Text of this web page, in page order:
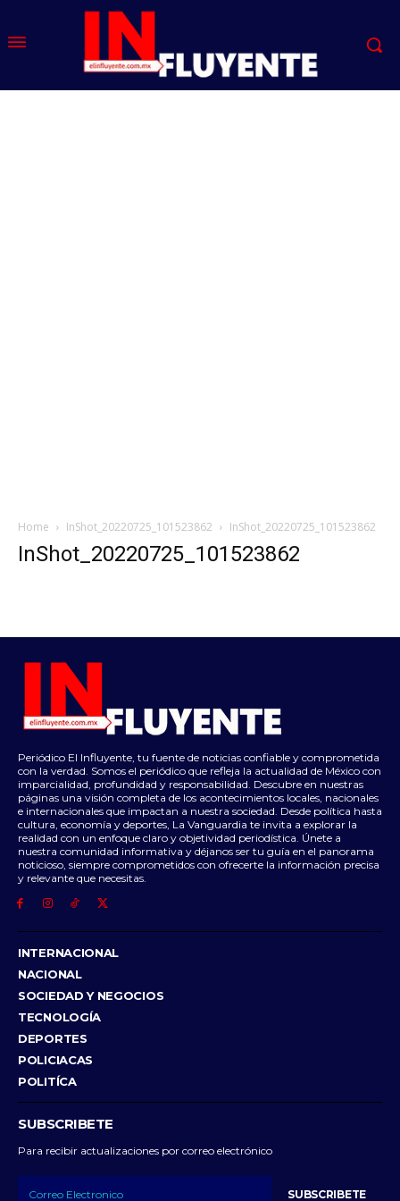
Home InShot_20220725_101523862 InShot_20220725_101523862
InShot_20220725_101523862
Periódico El Influyente, tu fuente de noticias confiable y comprometida
con la verdad. Somos el periódico que refleja la actualidad de México con
imparcialidad, profundidad y responsabilidad. Descubre en nuestras
páginas una visión completa de los acontecimientos locales, nacionales
e internacionales que impactan a nuestra sociedad. Desde política hasta
cultura, economía y deportes, La Vanguardia te invita a explorar la
realidad con un enfoque claro y objetividad periodística. Únete a
nuestra comunidad informativa y déjanos ser tu guía en el panorama
noticioso, siempre comprometidos con ofrecerte la información precisa
y relevante que necesitas.
INTERNACIONAL
NACIONAL
SOCIEDAD Y NEGOCIOS
TECNOLOGÍA
DEPORTES
POLICIACAS
POLITÍCA
SUBSCRIBETE
Para recibir actualizaciones por correo electrónico
SUBSCRIBETE